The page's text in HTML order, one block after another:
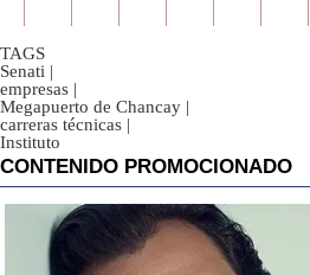
TAGS
Senati |
empresas |
Megapuerto de Chancay |
carreras técnicas |
Instituto